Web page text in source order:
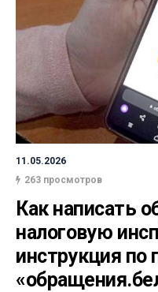
11.05.2026
263 просмотров
Как написать
налоговую
инструкция по